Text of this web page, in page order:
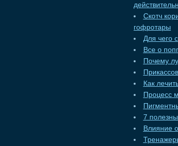
Скотч
гофротары
Для чего
Все о
Почему
Как
Процесс
7
Влияние